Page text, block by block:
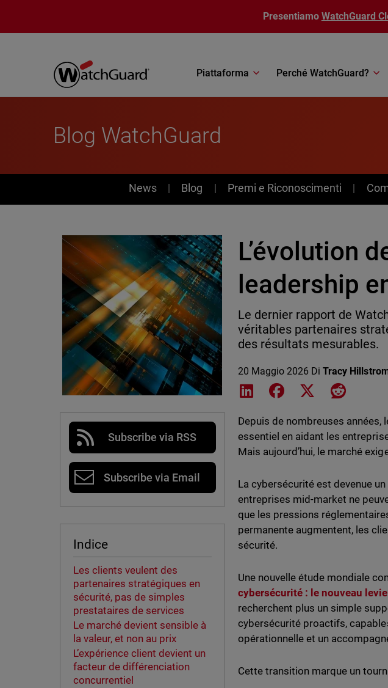
Presentiamo WatchGuard
Piattaforma Perché WatchGuard?
Blog WatchGuard
News
News Blog Premi e Riconoscimenti
Subscribe via RSS
Subscribe via Email
Indice
Les clients veulent des
partenaires stratégiques en
sécurité, pas de simples
prestataires de services
Le marché devient sensible à
la valeur, et non au prix
L’expérience client devient un
facteur de différenciation
concurrentiel
L’évolution
leadership
Le dernier rapport de
véritables partenaires
des résultats mesurables.
20 Maggio 2026 DiTracy
Share on LinkedIn
Share on Facebook
Share on XShare on
Depuis de nombreuses
essentiel en aidant les
Mais aujourd’hui, le marché
La cybersécurité est devenue
entreprises mid-market ne
que les pressions
permanente augmentent, les
sécurité.
Une nouvelle étude mondiale
cybersécurité : le nouveau
recherchent plus un simple
cybersécurité proactifs,
opérationnelle et un
Cette transition marque un